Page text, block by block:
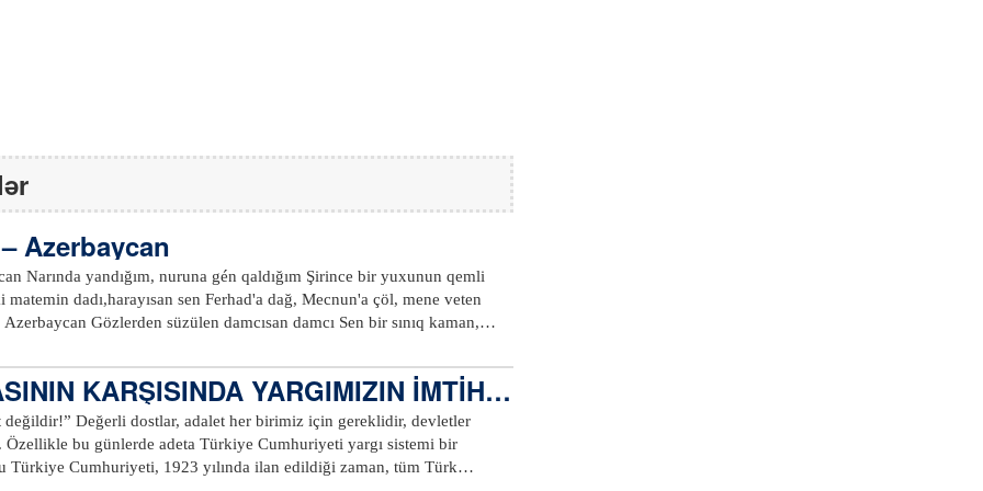
Azerbaycan
qemli
de bir hikâyesi vardır. Asırlardır işgaller görmüş, katliamlar yaşamış,
Azerbaycan'dan uzakta, Anadolu'nun ücra bir köşesinde, garip bir
sevdalısı olarak, "maşukuna uzaktan bakakalmış bir aşık", duygusu ile
KARŞISINDA YARGIMIZIN İMTİHA
değildir!” Değerli dostlar, adalet her birimiz için gereklidir, devletler
Özellikle bu günlerde adeta Türkiye Cumhuriyeti yargı sistemi bir
Türkiye Cumhuriyeti, 1923 yılında ilan edildiği zaman, tüm Türk